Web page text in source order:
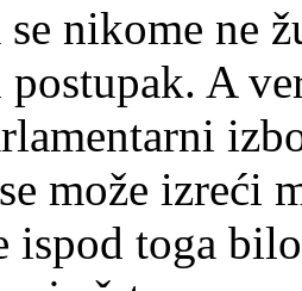
nikome ne
postupak. A
može izreći
ispod toga